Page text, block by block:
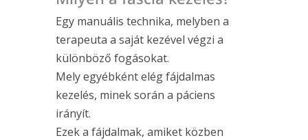
Egy manuális technika, melyben a
terapeuta a saját kezével végzi a
különböző fogásokat.
Mely egyébként elég fájdalmas
kezelés, minek során a páciens
irányít.
Ezek a fájdalmak, amiket közben